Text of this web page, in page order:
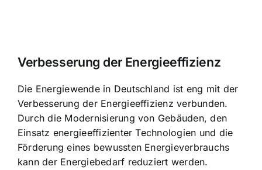
Verbesserung der Energieeffizienz
Die Energiewende in Deutschland ist eng mit der
Verbesserung der Energieeffizienz verbunden.
Durch die Modernisierung von Gebäuden, den
Einsatz energieeffizienter Technologien und die
Förderung eines bewussten Energieverbrauchs
kann der Energiebedarf reduziert werden.